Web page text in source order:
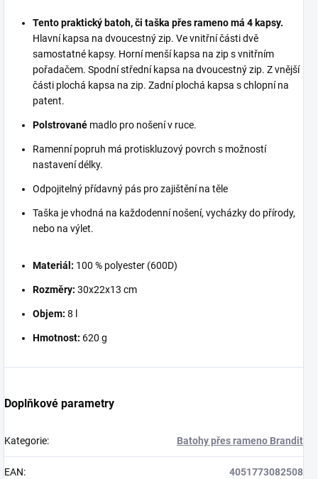
Tento praktický batoh, či taška přes rameno má 4 kapsy.
Hlavní kapsa na dvoucestný zip. Ve vnitřní části dvě
samostatné kapsy. Horní menší kapsa na zip s vnitřním
pořadačem. Spodní střední kapsa na dvoucestný zip. Z vnější
části plochá kapsa na zip. Zadní plochá kapsa s chlopní na
patent.
Polstrované madlo pro nošení v ruce.
Ramenní popruh má protiskluzový povrch s možností
nastavení délky.
Odpojitelný přídavný pás pro zajištění na těle
Taška je vhodná na každodenní nošení, vycházky do přírody,
nebo na výlet.
Materiál: 100 % polyester (600D)
Rozměry: 30x22x13 cm
Objem: 8 l
Hmotnost: 620 g
Doplňkové parametry
Kategorie: Batohy přes rameno Brandit
EAN: 4051773082508